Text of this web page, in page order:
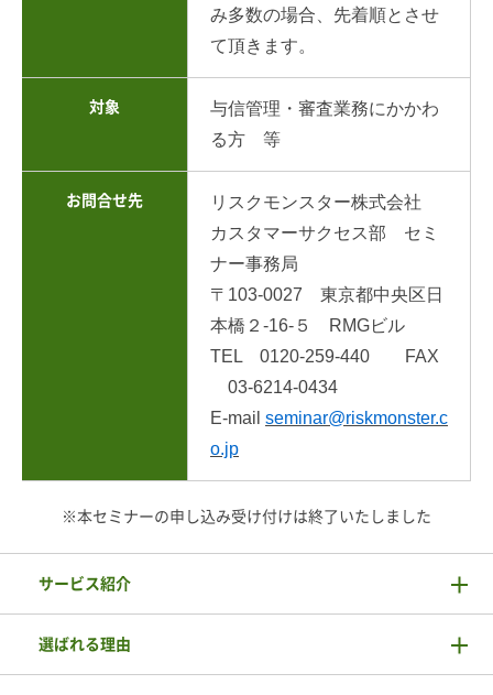
み多数の場合、先着順とさせ
て頂きます。
対象
与信管理・審査業務にかかわ
る方 等
お問合せ先
リスクモンスター株式会社
カスタマーサクセス部 セミ
ナー事務局
〒103-0027 東京都中央区日
本橋２-16-５ RMGビル
TEL 0120-259-440 FAX
03-6214-0434
E-mail seminar@riskmonster.c
o.jp
※本セミナーの申し込み受け付けは終了いたしました
サービス紹介
選ばれる理由